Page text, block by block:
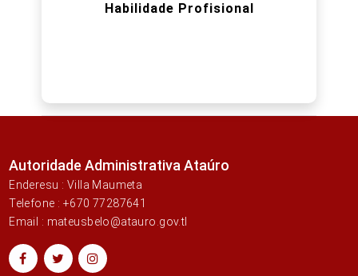
Habilidade Profisional
Autoridade Administrativa Ataúro
Enderesu : Villa Maumeta
Telefone : +670 77287641
Email : mateusbelo@atauro.gov.tl